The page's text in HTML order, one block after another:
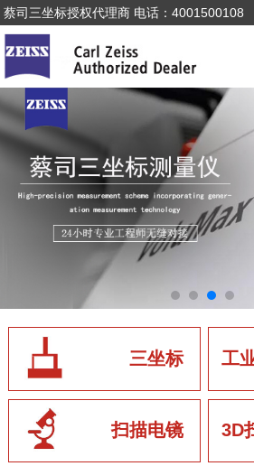
蔡司三坐标授权代理商 电话：4001500108
三坐标 工
扫描电镜 3D